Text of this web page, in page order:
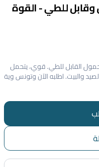
للطي - القوة
القابل للطي. قوي، يتحمل
والبيت. اطلبه الآن وتونس وية